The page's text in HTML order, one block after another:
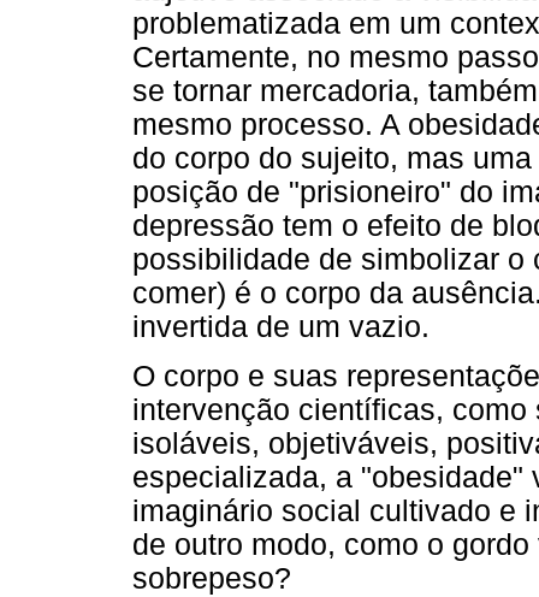
problematizada em um
Certamente, no mesmo
se tornar mercadoria,
mesmo processo. A
do corpo do sujeito, mas
posição de "prisioneiro" do
depressão tem o efeito de
possibilidade de simbolizar o
comer) é o corpo da
invertida de um vazio.
O corpo e suas
intervenção científicas,
isoláveis, objetiváveis,
especializada, a "obesidade"
imaginário social cultivado e
de outro modo, como o
sobrepeso?